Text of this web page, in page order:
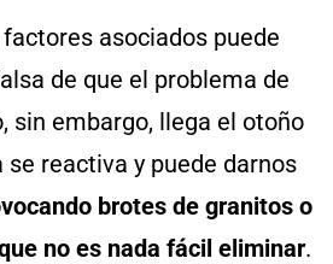
asociados puede
de que el problema de
sin embargo, llega el otoño
reactiva y puede darnos
brotes de granitos o
no es nada fácil eliminar.